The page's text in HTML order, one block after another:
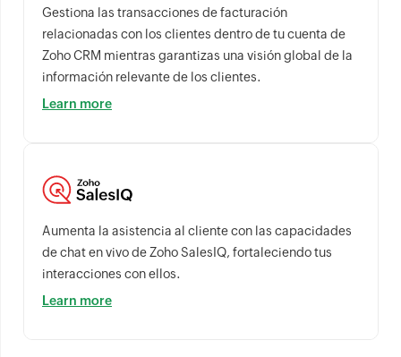
Gestiona las transacciones de facturación
relacionadas con los clientes dentro de tu cuenta de
Zoho CRM mientras garantizas una visión global de la
información relevante de los clientes.
Learn more
Aumenta la asistencia al cliente con las capacidades
de chat en vivo de Zoho SalesIQ, fortaleciendo tus
interacciones con ellos.
Learn more